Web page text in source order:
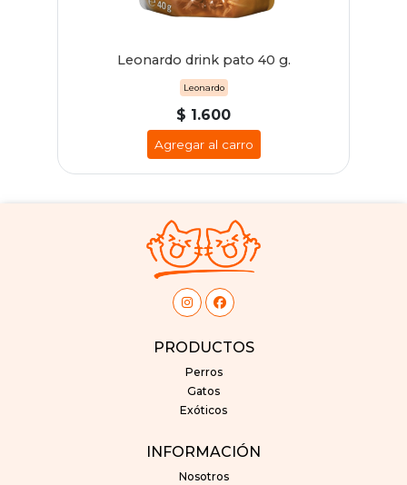
Leonardo drink pato 40 g.
Leonardo
$ 1.600
Agregar al carro
PRODUCTOS
Perros
Gatos
Exóticos
INFORMACIÓN
Nosotros